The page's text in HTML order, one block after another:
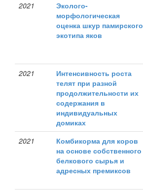
2021
Эколого-
морфологическая
оценка шкур памирского
экотипа яков
2021
Интенсивность роста
телят при разной
продолжительности их
содержания в
индивидуальных
домиках
2021
Комбикорма для коров
на основе собственного
белкового сырья и
адресных премиксов